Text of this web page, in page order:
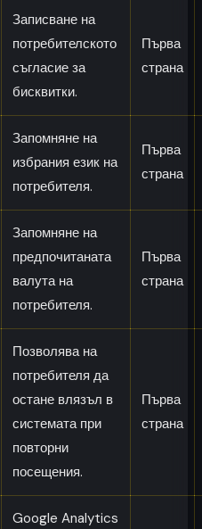
Записване на
потребителското
съгласие за
бисквитки.
Първа
страна
Запомняне на
избрания език на
потребителя.
Първа
страна
Запомняне на
предпочитаната
валута на
потребителя.
Първа
страна
Позволява на
потребителя да
остане влязъл в
системата при
повторни
посещения.
Първа
страна
Google Analytics